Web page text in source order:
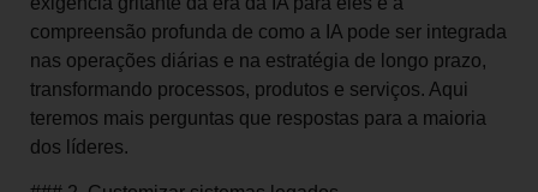
compreensão profunda de como a IA pode ser integrada
nas operações diárias e na estratégia de longo prazo,
transformando processos, produtos e serviços. Aqui
teremos mais perguntas que respostas para a maioria
dos líderes.